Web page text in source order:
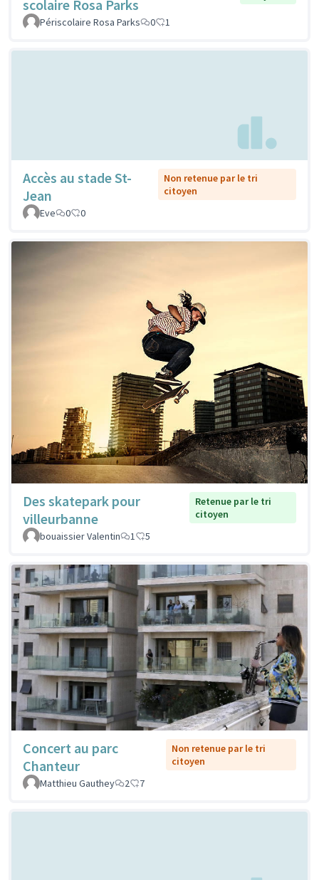
scolaire Rosa Parks
Périscolaire Rosa Parks 0 1
Accès au stade St-
Jean
Non retenue par le tri
citoyen
Eve
0 0
Des skatepark pour
villeurbanne
Retenue par le tri
citoyen
bouaissier Valentin
1 5
Concert au parc
Chanteur
Non retenue par le tri
citoyen
Matthieu Gauthey
2 7